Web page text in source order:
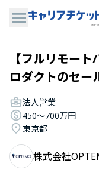
【フルリモー
ロダクトのセー
法人営業
450〜700万円
東京都
株式会社